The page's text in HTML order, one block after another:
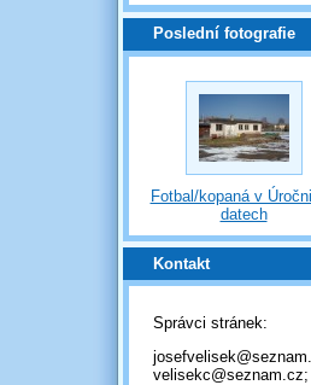
Poslední fotografie
Fotbal/kopaná v
datech
Kontakt
Správci stránek:
velisekc@seznam.cz;